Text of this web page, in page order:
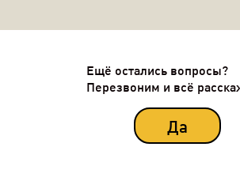
Ещё остались вопросы?
Перезвоним и всё
Да